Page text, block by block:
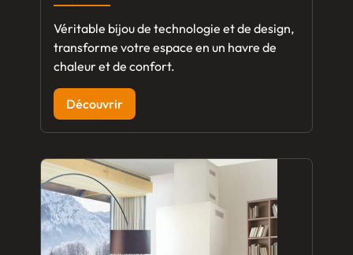
Véritable bijou de technologie et de design,
transforme votre espace en un havre de
chaleur et de confort.
Découvrir